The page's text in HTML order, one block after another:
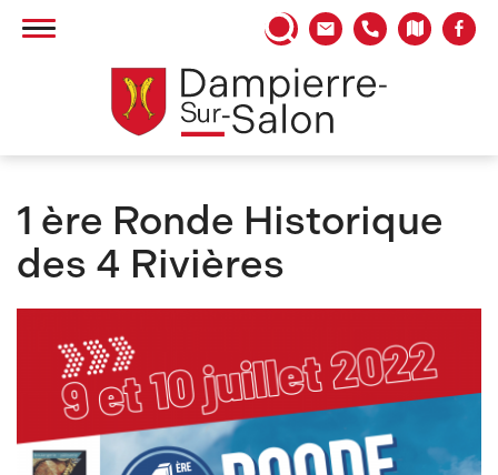
1 ère Ronde Historique
des 4 Rivières